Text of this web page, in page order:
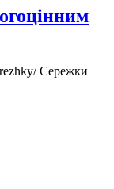
Сережки